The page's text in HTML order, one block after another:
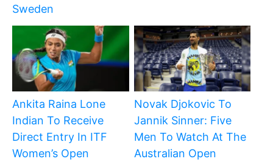
Sweden
Ankita Raina Lone
Indian To Receive
Direct Entry In ITF
Women’s Open
Novak Djokovic To
Jannik Sinner: Five
Men To Watch At The
Australian Open